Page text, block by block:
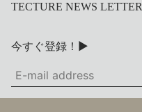
TECTURE NEWS LETTER
今すぐ登録！▶